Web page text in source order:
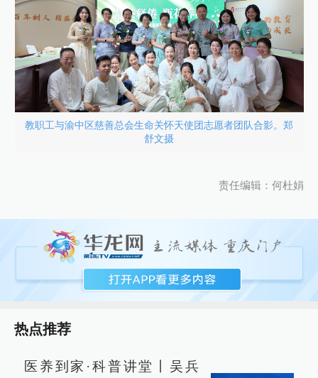
教职工与渝中区慈善总会生命关怀天使团志愿者团队合影。郑
舒文摄
责任编辑：何杜娟
热点推荐
医养到家·科普讲堂丨吴兵